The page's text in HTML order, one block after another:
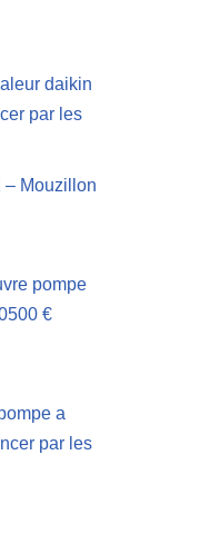
daikin
par les
– Mouzillon
pompe
€
a
par les